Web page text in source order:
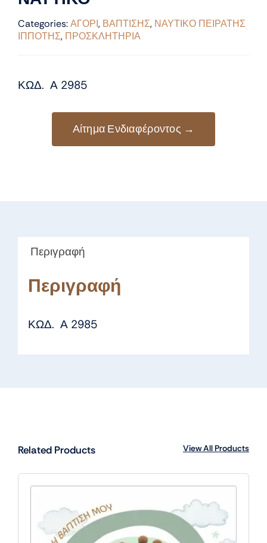
Categories:ΑΓΟΡΙ, ΒΑΠΤΙΣΗΣ, ΝΑΥΤΙΚΟ ΠΕΙΡΑΤΗΣ
ΙΠΠΟΤΗΣ, ΠΡΟΣΚΛΗΤΗΡΙΑ
ΚΩΔ. Α 2985
Αίτημα Ενδιαφέροντος →
Περιγραφή
Περιγραφή
ΚΩΔ. Α 2985
Related Products View All Products